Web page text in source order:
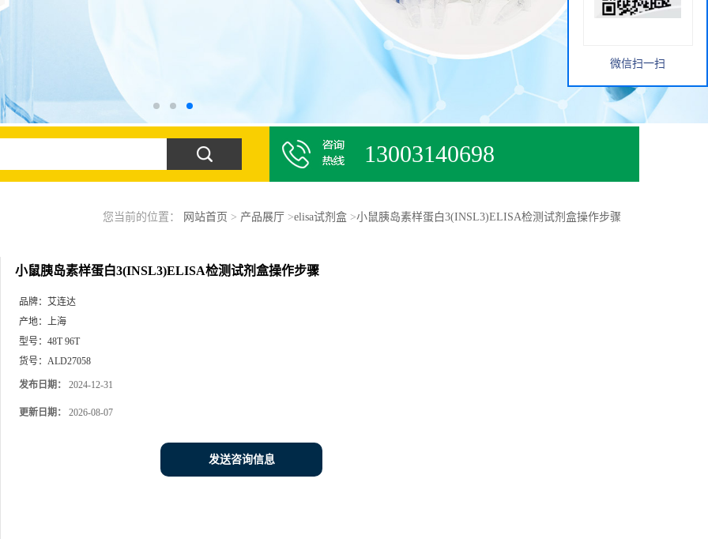
13003140698
您当前的位置： 网站首页 > 产品展厅 >elisa试剂盒>小鼠胰岛素样蛋白3(INSL3)ELISA检测试剂盒操作步骤
小鼠胰岛素样蛋白3(INSL3)ELISA检测试剂盒操作步骤
品牌： 艾连达
产地： 上海
型号： 48T 96T
货号： ALD27058
发布日期： 2024-12-31
更新日期： 2026-08-07
发送咨询信息
微信扫一扫